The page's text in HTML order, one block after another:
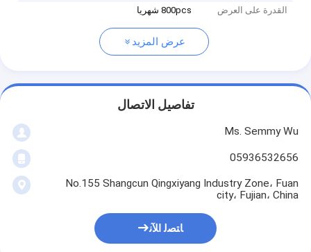
القدرة على العرض
800pcs شهريا
عرض المزيد
تفاصيل الاتصال
Ms. Semmy Wu
05936532656
No.155 Shangcun Qingxiyang Industry Zone، Fuan
city، Fujian، China
ﺎﺘﺼﻟ ﺍﻶﻧ